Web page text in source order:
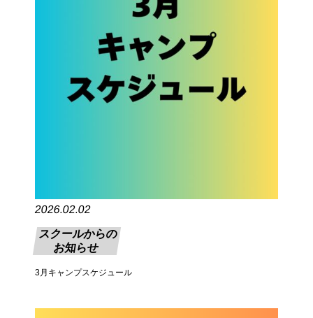
2026.02.02
スクールからの
お知らせ
3月キャンプスケジュール